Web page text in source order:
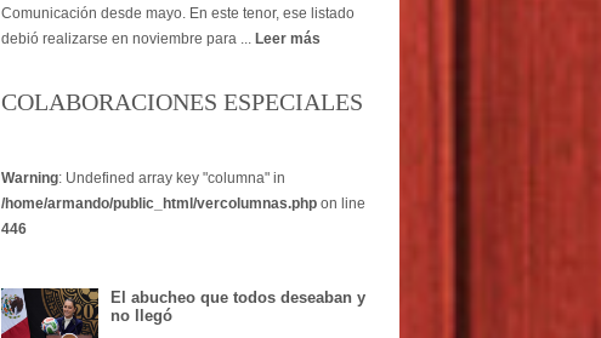
Comunicación desde mayo. En este tenor, ese listado
debió realizarse en noviembre para ... Leer más
COLABORACIONES ESPECIALES
Warning: Undefined array key "columna" in
/home/armando/public_html/vercolumnas.php on line
446
El abucheo que todos deseaban y
no llegó